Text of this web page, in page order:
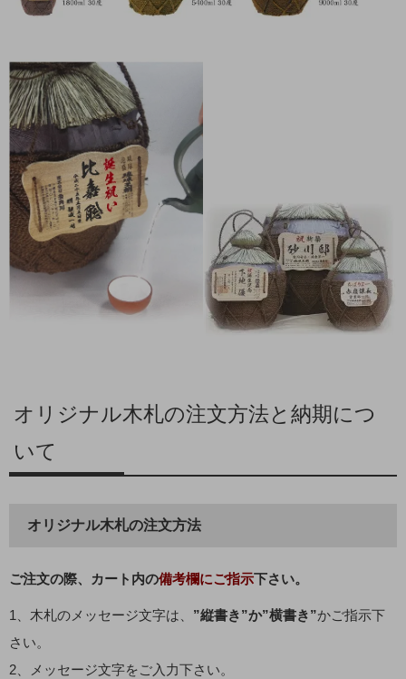
オリジナル木札の注文方法と納期につ
いて
オリジナル木札の注文方法
ご注文の際、カート内の備考欄にご指示下さい。
1、木札のメッセージ文字は、 ”縦書き”か”横書き”かご指示下
さい。
2、メッセージ文字をご入力下さい。